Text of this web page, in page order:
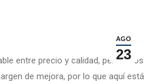
AGO
23
entre precio y calidad, pensamos
de mejora, por lo que aquí está